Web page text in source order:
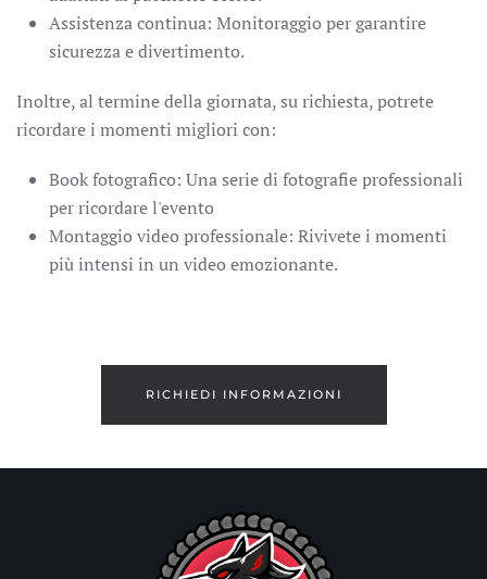
Assistenza continua: Monitoraggio per garantire
sicurezza e divertimento.
Inoltre, al termine della giornata, su richiesta, potrete
ricordare i momenti migliori con:
Book fotografico: Una serie di fotografie professionali
per ricordare l'evento
Montaggio video professionale: Rivivete i momenti
più intensi in un video emozionante.
RICHIEDI INFORMAZIONI